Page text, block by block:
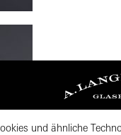
und ähnliche